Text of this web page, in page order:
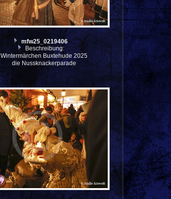
mfw25_0219406
Beschreibung:
Wintermärchen Buxtehude 2025
die Nussknackerparade